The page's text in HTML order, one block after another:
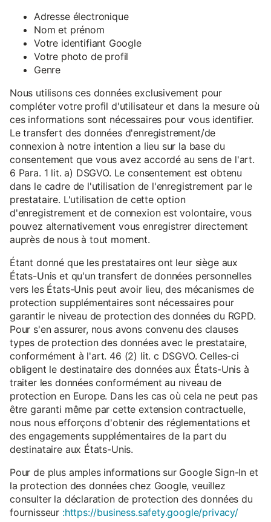
Adresse électronique
Nom et prénom
Votre identifiant Google
Votre photo de profil
Genre
Nous utilisons ces données exclusivement pour
compléter votre profil d'utilisateur et dans la mesure où
ces informations sont nécessaires pour vous identifier.
Le transfert des données d'enregistrement/de
connexion à notre intention a lieu sur la base du
consentement que vous avez accordé au sens de l'art.
6 Para. 1 lit. a) DSGVO. Le consentement est obtenu
dans le cadre de l'utilisation de l'enregistrement par le
prestataire. L'utilisation de cette option
d'enregistrement et de connexion est volontaire, vous
pouvez alternativement vous enregistrer directement
auprès de nous à tout moment.
Étant donné que les prestataires ont leur siège aux
États-Unis et qu'un transfert de données personnelles
vers les États-Unis peut avoir lieu, des mécanismes de
protection supplémentaires sont nécessaires pour
garantir le niveau de protection des données du RGPD.
Pour s'en assurer, nous avons convenu des clauses
types de protection des données avec le prestataire,
conformément à l'art. 46 (2) lit. c DSGVO. Celles-ci
obligent le destinataire des données aux États-Unis à
traiter les données conformément au niveau de
protection en Europe. Dans les cas où cela ne peut pas
être garanti même par cette extension contractuelle,
nous nous efforçons d'obtenir des réglementations et
des engagements supplémentaires de la part du
destinataire aux États-Unis.
Pour de plus amples informations sur Google Sign-In et
la protection des données chez Google, veuillez
consulter la déclaration de protection des données du
fournisseur :https://business.safety.google/privacy/